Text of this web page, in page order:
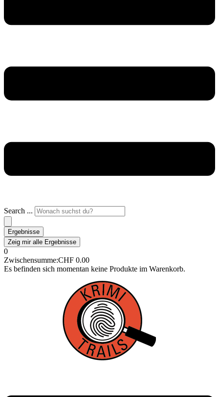
Search ...
Ergebnisse
Zeig mir alle Ergebnisse
0
Zwischensumme:CHF 0.00
Es befinden sich momentan keine Produkte im Warenkorb.